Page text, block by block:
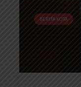
BERITA KOTA